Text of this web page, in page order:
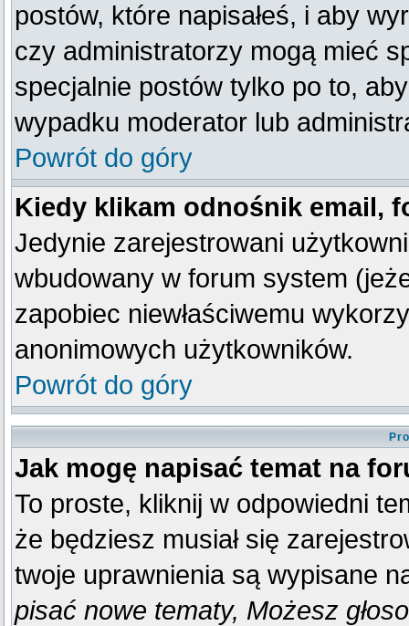
postów, które napisałeś, i aby
czy administratorzy mogą mieć
specjalnie postów tylko po to,
wypadku moderator lub
Powrót do góry
Kiedy klikam odnośnik email,
Jedynie zarejestrowani
wbudowany w forum system
zapobiec niewłaściwemu
anonimowych użytkowników.
Powrót do góry
Jak mogę napisać temat na
To proste, kliknij w odpowiedni
że będziesz musiał się
twoje uprawnienia są wypisane
pisać nowe tematy, Możesz